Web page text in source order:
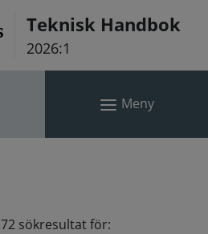
Teknisk Handbok
2026:1
Meny
sökresultat för: